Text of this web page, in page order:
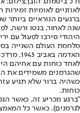
לאוזניים לאומיות
שנה לאחור, בגטו ורשה,
היהודי סירבו לפעול עם
האדמה
לאחד כוחות עם אחיהם
שהגרמנים משמידים את
כשהיה ברור שלא תגיע
כוחות.
"ברגע מכריע זה, כאשר
לגרמנים), כאשר כל